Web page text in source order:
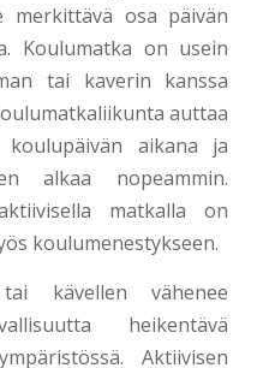
merkittävä osa päivän
Koulumatka on usein
tai kaverin kanssa
auttaa
koulupäivän aikana ja
alkaa nopeammin.
matkalla on
koulumenestykseen.
kävellen vähenee
heikentävä
Aktiivisen